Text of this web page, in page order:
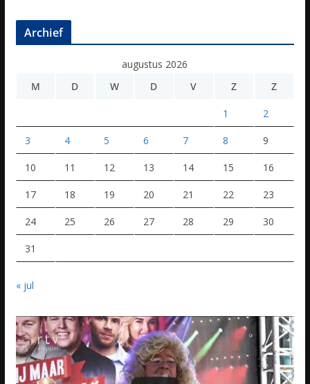
Archief
augustus 2026
M
D W D V Z Z
1 2
3 4 5 6 7 8 9
10 11 12 13 14 15 16
17 18 19 20 21 22 23
24 25 26 27 28 29 30
31
« jul